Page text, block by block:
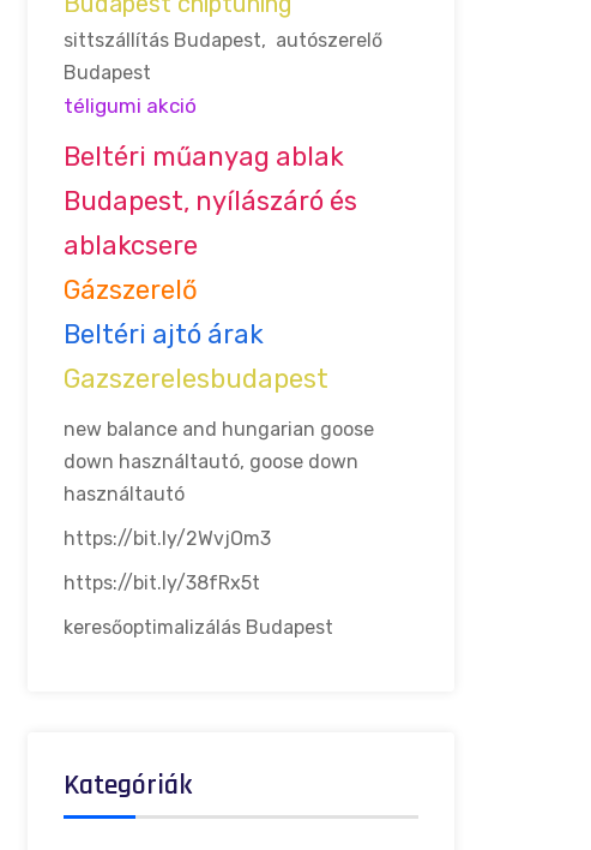
sittszállítás Budapest, autószerelő
Budapest
téligumi akció
Beltéri műanyag ablak
Budapest, nyílászáró és
ablakcsere
Gázszerelő
Beltéri ajtó árak
Gazszerelesbudapest
new balance and hungarian goose
down használtautó, goose down
használtautó
https://bit.ly/2WvjOm3
https://bit.ly/38fRx5t
keresőoptimalizálás Budapest
Kategóriák